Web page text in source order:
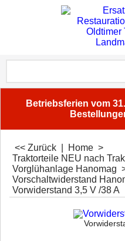
Betriebsferien vom
<< Zurück Home >
Traktorteile NEU nach
Vorglühanlage Hanomag
Vorschaltwiderstand
Vorwiderstand 3,5 V /38 A